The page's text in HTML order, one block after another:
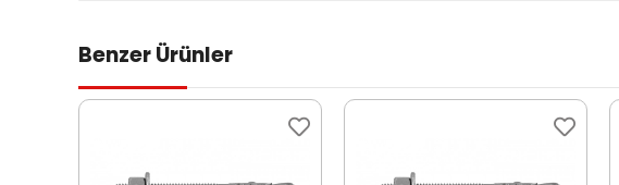
Benzer Ürünler